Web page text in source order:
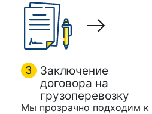
3
Заключение
договора на
грузоперевозку
Мы прозрачно подходим к